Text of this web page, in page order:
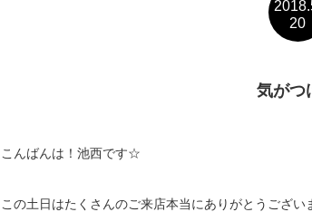
20
気がつ
こんばんは！池西です☆
この土日はたくさんのご来店本当にありがとうござい